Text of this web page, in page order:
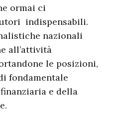
ormai ci
indispensabili.
nazionali
all’attività
le posizioni,
fondamentale
e della